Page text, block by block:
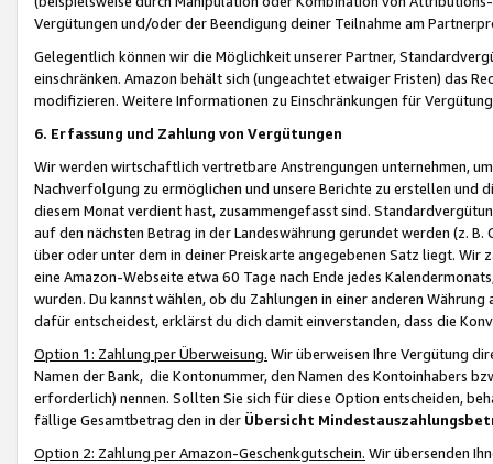
Vergütungen und/oder der Beendigung deiner Teilnahme am
Gelegentlich können wir die Möglichkeit unserer Partner,
einschränken. Amazon behält sich (ungeachtet etwaiger Fristen) das
modifizieren. Weitere Informationen zu Einschränkungen für
6. Erfassung und Zahlung von Vergütungen
Wir werden wirtschaftlich vertretbare Anstrengungen unternehmen,
Nachverfolgung zu ermöglichen und unsere Berichte zu erstellen und
diesem Monat verdient hast, zusammengefasst sind.
auf den nächsten Betrag in der Landeswährung gerundet werden (z.
über oder unter dem in deiner Preiskarte angegebenen Satz liegt.
eine Amazon-Webseite etwa 60 Tage nach Ende jedes
wurden. Du kannst wählen, ob du Zahlungen in einer anderen
dafür entscheidest, erklärst du dich damit einverstanden, dass die
Option 1: Zahlung per Überweisung. Wir überweisen Ihre Vergütung
Namen der Bank, die Kontonummer, den Namen des Kontoinhabers
erforderlich) nennen. Sollten Sie sich für diese Option entscheiden,
fällige Gesamtbetrag den in der Übersicht
Option 2: Zahlung per Amazon-Geschenkgutschein. Wir übersenden